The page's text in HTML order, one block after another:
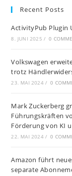
Recent Posts
ActivityPub Plugin
8. JUNI 2025 / 0
Volkswagen
trotz
23. MAI 2024 / 0
Mark Zuckerberg
Führungskräften
Förderung von KI
22. MAI 2024 / 0
Amazon führt
separate